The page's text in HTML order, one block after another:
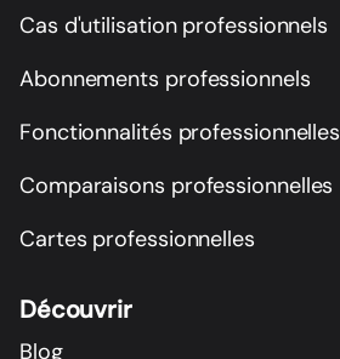
Cas d'utilisation professionnels
Abonnements professionnels
Fonctionnalités professionnelles
Comparaisons professionnelles
Cartes professionnelles
Découvrir
Blog